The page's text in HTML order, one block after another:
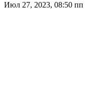
Июл 27, 2023, 08:50 пп